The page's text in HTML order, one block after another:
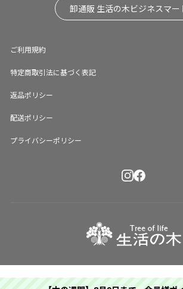
卸通販 生活の木ビジネスマー
ご利用規約
特定商取引法に基づく表記
返品ポリシー
配送ポリシー
プライバシーポリシー